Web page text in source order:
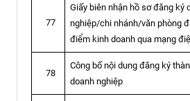
77
Giấy biên nhận hồ sơ đăng ký
nghiệp/chi nhánh/văn phòng
điểm kinh doanh qua mạng
78
Công bố nội dung đăng ký
doanh nghiệp